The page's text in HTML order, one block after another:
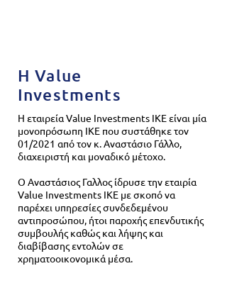
Η Value
Investments
Η εταιρεία Value Investments IKE είναι μία
μονοπρόσωπη ΙΚΕ που συστάθηκε τον
01/2021 από τον κ. Αναστάσιο Γάλλο,
διαχειριστή και μοναδικό μέτοχο.
Ο Αναστάσιος Γαλλος ίδρυσε την εταιρία
Value Investments ΙΚΕ με σκοπό να
παρέχει υπηρεσίες συνδεδεμένου
αντιπροσώπου, ήτοι παροχής επενδυτικής
συμβουλής καθώς και λήψης και
διαβίβασης εντολών σε
χρηματοοικονομικά μέσα.